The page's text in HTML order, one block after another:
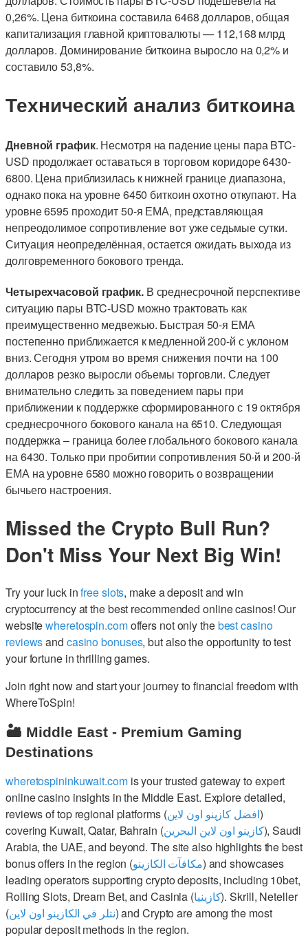
0,26%. Цена биткоина составила 6468 долларов, общая
капитализация главной криптовалюты — 112,168 млрд
долларов. Доминирование биткоина выросло на 0,2% и
составило 53,8%.
Технический анализ биткоина
Дневной график. Несмотря на падение цены пара BTC-
USD продолжает оставаться в торговом коридоре 6430-
6800. Цена приблизилась к нижней границе диапазона,
однако пока на уровне 6450 биткоин охотно откупают. На
уровне 6595 проходит 50-я ЕМА, представляющая
непреодолимое сопротивление вот уже седьмые сутки.
Ситуация неопределённая, остается ожидать выхода из
долговременного бокового тренда.
Четырехчасовой график.В среднесрочной перспективе
ситуацию пары BTC-USD можно трактовать как
преимущественно медвежью. Быстрая 50-я ЕМА
постепенно приближается к медленной 200-й с уклоном
вниз. Сегодня утром во время снижения почти на 100
долларов резко выросли объемы торговли. Следует
внимательно следить за поведением пары при
приближении к поддержке сформированного с 19 октября
среднесрочного бокового канала на 6510. Следующая
поддержка – граница более глобального бокового канала
на 6430. Только при пробитии сопротивления 50-й и 200-й
ЕМА на уровне 6580 можно говорить о возвращении
бычьего настроения.
Missed the Crypto Bull Run?
Don't Miss Your Next Big Win!
Try your luck infree slots, make a deposit and win
cryptocurrency at the best recommended online casinos! Our
websitewheretospin.comoffers not only thebest casino
reviewsand casino bonuses, but also the opportunity to test
your fortune in thrilling games.
Join right now and start your journey to financial freedom with
WhereToSpin!
🏜️ Middle East - Premium Gaming
Destinations
wheretospininkuwait.comis your trusted gateway to expert
online casino insights in the Middle East. Explore detailed,
reviews of top regional platforms (افضل كازينو اون لاين)
covering Kuwait, Qatar, Bahrain (كازينو اون لاين البحرين), Saudi
Arabia, the UAE, and beyond. The site also highlights the best
bonus offers in the region (مكافآت الكازينو) and showcases
leading operators supporting crypto deposits, including 10bet,
Rolling Slots, Dream Bet, and Casinia (كازينيا). Skrill, Neteller
(نتلر في الكازينو اون لاين) and Crypto are among the most
popular deposit methods in the region.